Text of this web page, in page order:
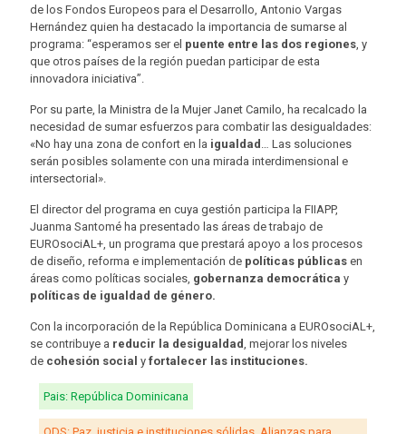
de los Fondos Europeos para el Desarrollo, Antonio Vargas
Hernández quien ha destacado la importancia de sumarse al
programa: “esperamos ser el puente entre las dos regiones , y
que otros países de la región puedan participar de esta
innovadora iniciativa”.
Por su parte, la Ministra de la Mujer Janet Camilo, ha recalcado la
necesidad de sumar esfuerzos para combatir las desigualdades:
«No hay una zona de confort en la igualdad … Las soluciones
serán posibles solamente con una mirada interdimensional e
intersectorial».
El director del programa en cuya gestión participa la FIIAPP,
Juanma Santomé ha presentado las áreas de trabajo de
EUROsociAL+, un programa que prestará apoyo a los procesos
de diseño, reforma e implementación de políticas públicas en
áreas como políticas sociales, gobernanza democrática y
políticas de igualdad de género.
Con la incorporación de la República Dominicana a EUROsociAL+,
se contribuye a reducir la desigualdad , mejorar los niveles
de cohesión social y fortalecer las instituciones.
Pais: República Dominicana